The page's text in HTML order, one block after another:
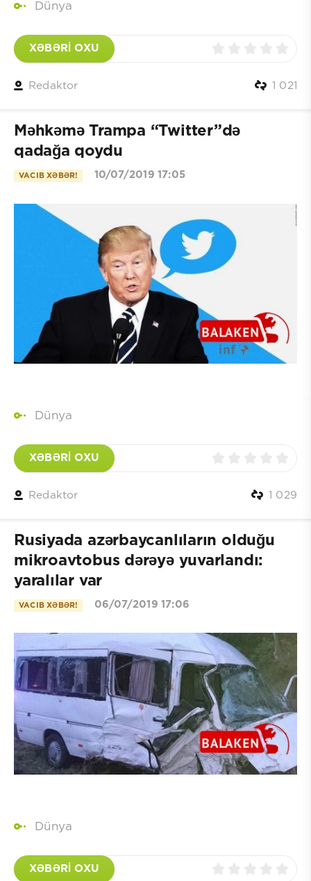
Dünya
XƏBƏRİ OXU
Redaktor 1 021
Məhkəmə Trampa “Twitter”də
qadağa qoydu
VACIB XƏBƏR! 10/07/2019 17:05
Dünya
XƏBƏRİ OXU
Redaktor 1 029
Rusiyada azərbaycanlıların olduğu
mikroavtobus dərəyə yuvarlandı:
yaralılar var
VACIB XƏBƏR! 06/07/2019 17:06
Dünya
XƏBƏRİ OXU